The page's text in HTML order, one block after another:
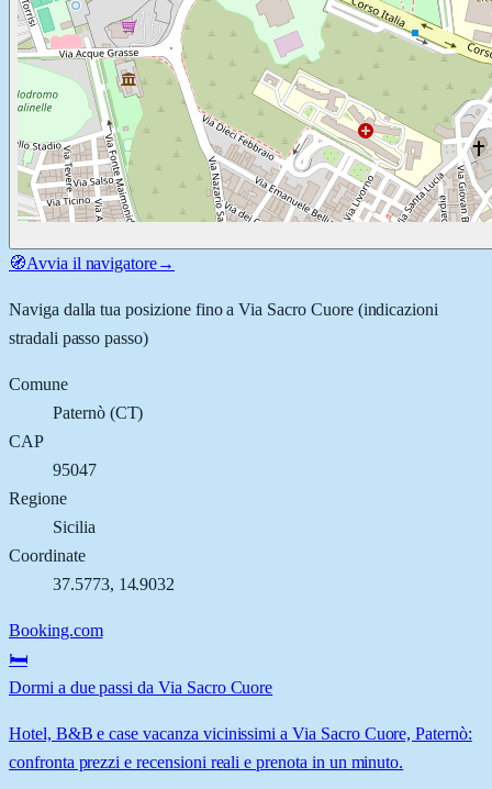
🧭Avvia il navigatore→
Naviga dalla tua posizione fino aVia Sacro Cuore(indicazioni
stradali passo passo)
Comune
Paternò(CT)
CAP
95047
Regione
Sicilia
Coordinate
37.5773, 14.9032
Booking.com
🛏️
Dormi a due passi da Via Sacro Cuore
Hotel, B&B e case vacanza vicinissimi a Via Sacro Cuore, Paternò:
confronta prezzi e recensioni reali e prenota in un minuto.